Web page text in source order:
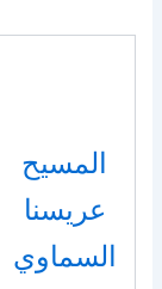
المسيح
عريسنا
السماوي